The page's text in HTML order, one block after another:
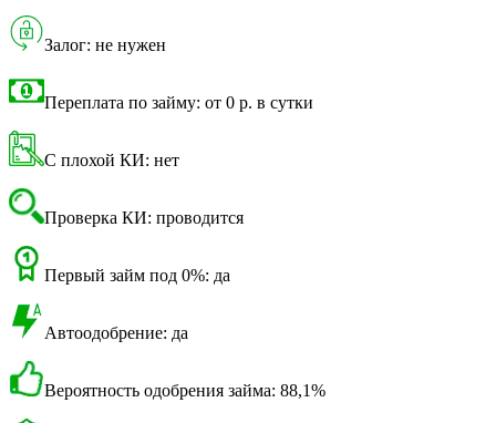
Залог: не нужен
Переплата по займу: от 0 р. в сутки
С плохой КИ: нет
Проверка КИ: проводится
Первый займ под 0%: да
Автоодобрение: да
Вероятность одобрения займа: 88,1%